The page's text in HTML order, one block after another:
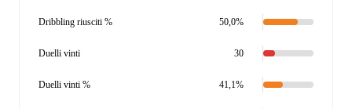
Dribbling riusciti % 50,0%
Duelli vinti 30
Duelli vinti % 41,1%